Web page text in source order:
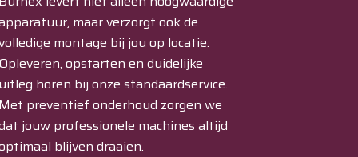
maar verzorgt ook de
montage bij jou op locatie.
opstarten en duidelijke
horen bij onze standaardservice.
preventief onderhoud zorgen we
jouw professionele machines altijd
blijven draaien.